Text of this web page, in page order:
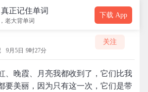
正记住单词
老大背单词
下载 App
9月5日 9时27分
关注
、晚霞、月亮我都收到了，它们比我
要美丽，因为只有这一次，它们是带